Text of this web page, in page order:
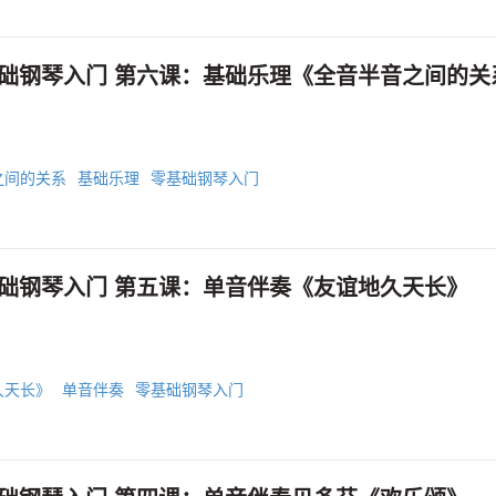
钢琴入门 第六课：基础乐理《全音半音之间的
的关系 基础乐理 零基础钢琴入门
钢琴入门 第五课：单音伴奏《友谊地久天长》
长》 单音伴奏 零基础钢琴入门